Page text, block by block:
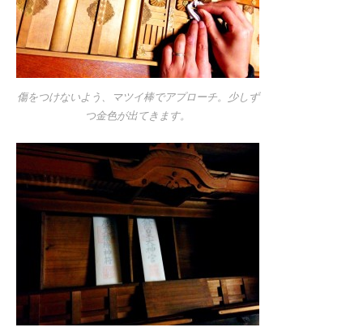
傷をつけないよう、マツイ棒でアプローチ。少しず
つ金色が出てきます。